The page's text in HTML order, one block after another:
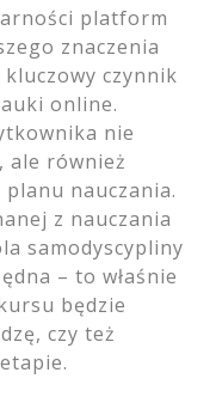
platform
znaczenia
czynnik
online.
nie
ale również
nauczania.
z nauczania
samodyscypliny
– to właśnie
będzie
czy też